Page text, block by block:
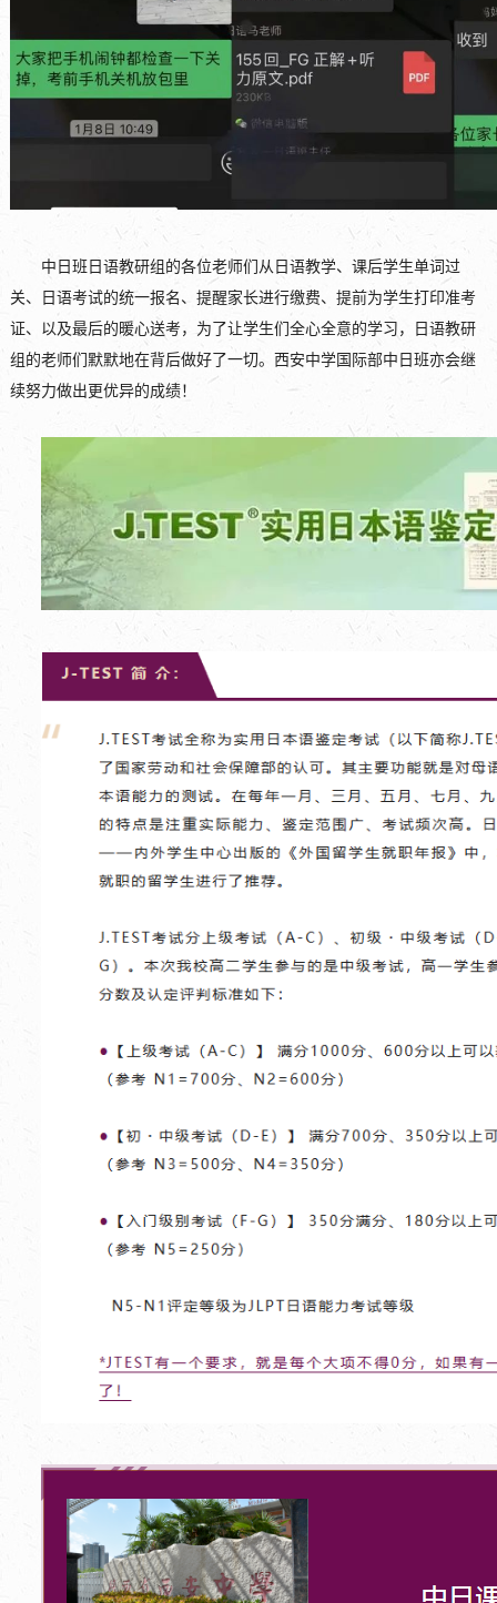
中日班日语教研组的各位老师们从日语教学、课后学生单词过
关、日语考试的统一报名、提醒家长进行缴费、提前为学生打印准考
证、以及最后的暖心送考，为了让学生们全心全意的学习，日语教研
组的老师们默默地在背后做好了一切。西安中学国际部中日班亦会继
续努力做出更优异的成绩！